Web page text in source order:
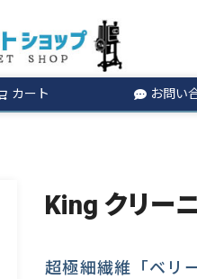
カート お問い
検索
King クリー
超極細繊維「ベリ